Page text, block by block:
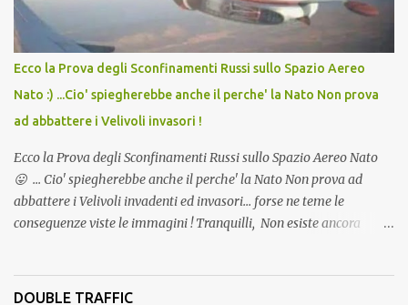
Ecco la Prova degli Sconfinamenti Russi sullo Spazio Aereo
Nato :) ...Cio' spiegherebbe anche il perche' la Nato Non prova
ad abbattere i Velivoli invasori !
Ecco la Prova degli Sconfinamenti Russi sullo Spazio Aereo Nato
😛 ... Cio' spiegherebbe anche il perche' la Nato Non prova ad
abbattere i Velivoli invadenti ed invasori... forse ne teme le
conseguenze viste le immagini ! Tranquilli, Non esiste ancora
ancora una fantasia Nato o forse una "False Flag", per provocare
DOUBLE TRAFFIC